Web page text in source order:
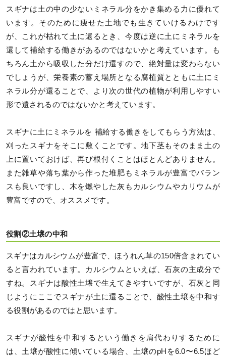
スギナは土の中の少ないミネラル分をかき集める力に優れて
います。そのために痩せた土地でも生きていけるわけです
が、これが枯れて土に還るとき、今度は逆に土にミネラルを
還して補給する働きがあるのではないかと考えています。も
ちろん土から吸収した分だけ還すので、絶対量は変わらない
でしょうが、栄養素の蓄え場所となる腐植質とともに土にミ
ネラル分が還ることで、より次の世代の植物が利用しやすい
形で遺されるのではないかと考えています。
スギナに土にミネラルを 補給する働きをしてもらう方法は、
刈ったスギナをそこに敷くことです。地下茎もそのまま土の
上に置いておけば、再び根付くことはほとんどありません。
また雑草や落ち葉から作った堆肥もミネラルが豊富でバラン
スも良いですし、木を燃やした灰もカルシウムやカリウムが
豊富ですので、オススメです。
役割②土壌の中和
スギナはカルシウムが豊富で、ほうれん草の150倍含まれてい
ると言われています。カルシウムといえば、石灰の主成分で
すね。スギナは酸性土壌で生えてきやすいですが、石灰と同
じようにここでスギナが土に還ることで、酸性土壌を中和す
る役割があるのではと思います。
スギナが酸性を中和するという働きを肩代わりするために
は、土壌が酸性に傾いている場合、土壌のpHを6.0〜6.5ほど